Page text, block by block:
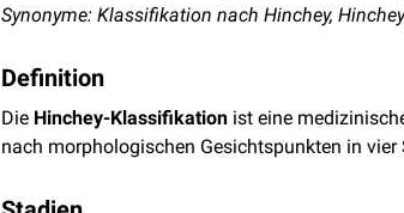
Synonyme: Klassifikation nach Hinchey,
Definition
Die Hinchey-Klassifikation ist eine
nach morphologischen Gesichtspunkten in vier